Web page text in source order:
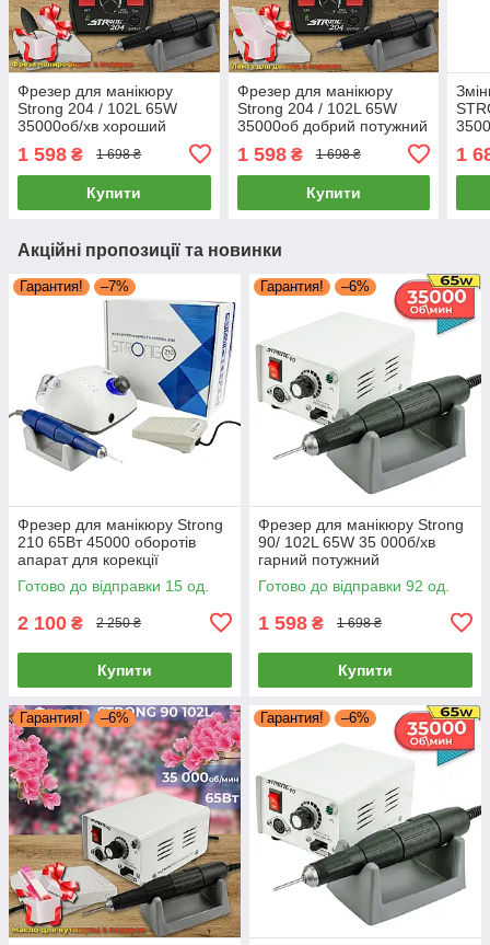
Фрезер для манікюру
Strong 204 / 102L 65W
35000об/хв хороший
фрезер манікюрний
Стронг 204
1 598 ₴ 1 698 ₴
Купити
Фрезер для манікюру
Strong 204 / 102L 65W
35000об добрий потужний
професійний фрейзер для
манікюра Стронг 204
1 598₴ 1 698 ₴
Купити
1
Акційні пропозиції та новинки
Гарантия! –7%
Фрезер для манікюру Strong
210 65Вт 45000 оборотів
апарат для корекції
нарощування нігтів фрезер
Стронг 210
Готово до відправки 15 од.
2 100 ₴ 2 250 ₴
Купити
Гарантия! –6%
Фрезер для манікюру Strong
90/ 102L 65W 35 000б/хв
гарний потужний
професійний фрезер для
манікюру Стронг 90
Готово до відправки 92 од.
1 598 ₴ 1 698 ₴
Купити
Гарантия! –6% Гарантия! –6%